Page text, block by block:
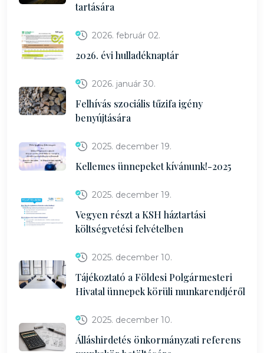
tartására
2026. február 02.
2026. évi hulladéknaptár
2026. január 30.
Felhívás szociális tűzifa igény
benyújtására
2025. december 19.
Kellemes ünnepeket kívánunk!-2025
2025. december 19.
Vegyen részt a KSH háztartási
költségvetési felvételben
2025. december 10.
Tájékoztató a Földesi Polgármesteri
Hivatal ünnepek körüli munkarendjéről
2025. december 10.
Álláshirdetés önkormányzati referens